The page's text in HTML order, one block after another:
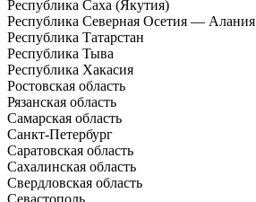
Республика Саха (Якутия)
Республика Северная Осетия — Алания
Республика Татарстан
Республика Тыва
Республика Хакасия
Ростовская область
Рязанская область
Самарская область
Санкт-Петербург
Саратовская область
Сахалинская область
Свердловская область
Севастополь